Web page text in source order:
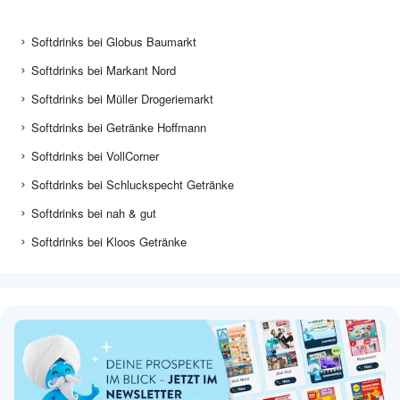
Softdrinks bei Globus Baumarkt
Softdrinks bei Markant Nord
Softdrinks bei Müller Drogeriemarkt
Softdrinks bei Getränke Hoffmann
Softdrinks bei VollCorner
Softdrinks bei Schluckspecht Getränke
Softdrinks bei nah & gut
Softdrinks bei Kloos Getränke